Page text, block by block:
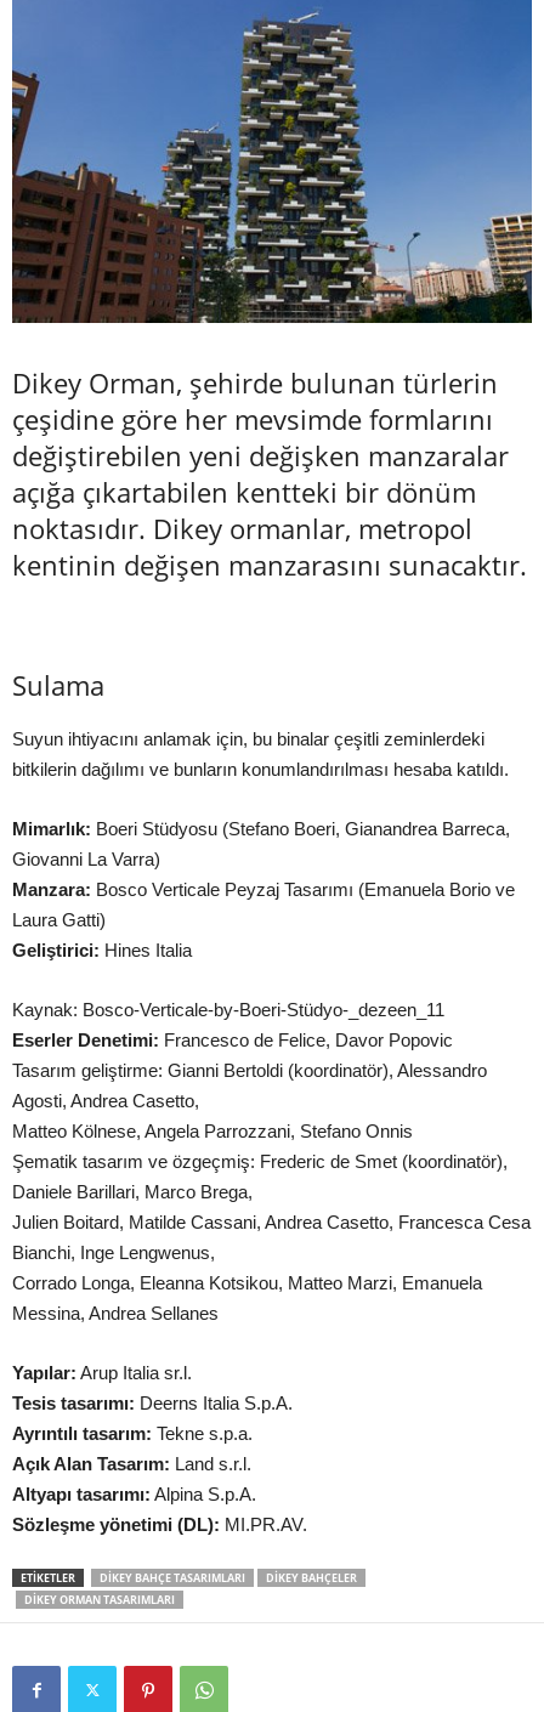
Dikey Orman, şehirde bulunan türlerin
çeşidine göre her mevsimde formlarını
değiştirebilen yeni değişken manzaralar
açığa çıkartabilen kentteki bir dönüm
noktasıdır. Dikey ormanlar, metropol
kentinin değişen manzarasını sunacaktır.
Sulama
Suyun ihtiyacını anlamak için, bu binalar çeşitli zeminlerdeki
bitkilerin dağılımı ve bunların konumlandırılması hesaba katıldı.
Mimarlık: Boeri Stüdyosu (Stefano Boeri, Gianandrea Barreca,
Giovanni La Varra)
Manzara: Bosco Verticale Peyzaj Tasarımı (Emanuela Borio ve
Laura Gatti)
Geliştirici: Hines Italia
Kaynak: Bosco-Verticale-by-Boeri-Stüdyo-_dezeen_11
Eserler Denetimi: Francesco de Felice, Davor Popovic
Tasarım geliştirme: Gianni Bertoldi (koordinatör), Alessandro
Agosti, Andrea Casetto,
Matteo Kölnese, Angela Parrozzani, Stefano Onnis
Şematik tasarım ve özgeçmiş: Frederic de Smet (koordinatör),
Daniele Barillari, Marco Brega,
Julien Boitard, Matilde Cassani, Andrea Casetto, Francesca Cesa
Bianchi, Inge Lengwenus,
Corrado Longa, Eleanna Kotsikou, Matteo Marzi, Emanuela
Messina, Andrea Sellanes
Yapılar: Arup Italia sr.l.
Tesis tasarımı: Deerns Italia S.p.A.
Ayrıntılı tasarım: Tekne s.p.a.
Açık Alan Tasarım: Land s.r.l.
Altyapı tasarımı: Alpina S.p.A.
Sözleşme yönetimi (DL): MI.PR.AV.
ETIKETLER DIKEY BAHÇE TASARIMLARI
DIKEY BAHÇELER
DIKEY ORMAN TASARIMLARI